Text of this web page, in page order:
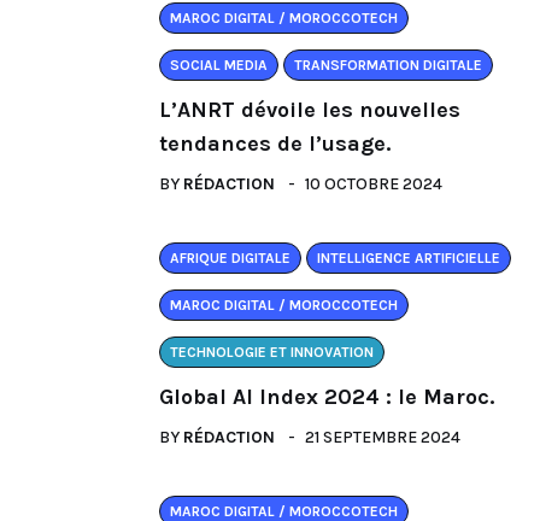
MAROC DIGITAL / MOROCCOTECH
SOCIAL MEDIA TRANSFORMATION DIGITALE
L’ANRT dévoile les nouvelles
tendances de l’usage.
BY RÉDACTION 10 OCTOBRE 2024
AFRIQUE DIGITALE INTELLIGENCE ARTIFICIELLE
MAROC DIGITAL / MOROCCOTECH
TECHNOLOGIE ET INNOVATION
Global AI Index 2024 : le Maroc.
BY RÉDACTION 21 SEPTEMBRE 2024
MAROC DIGITAL / MOROCCOTECH